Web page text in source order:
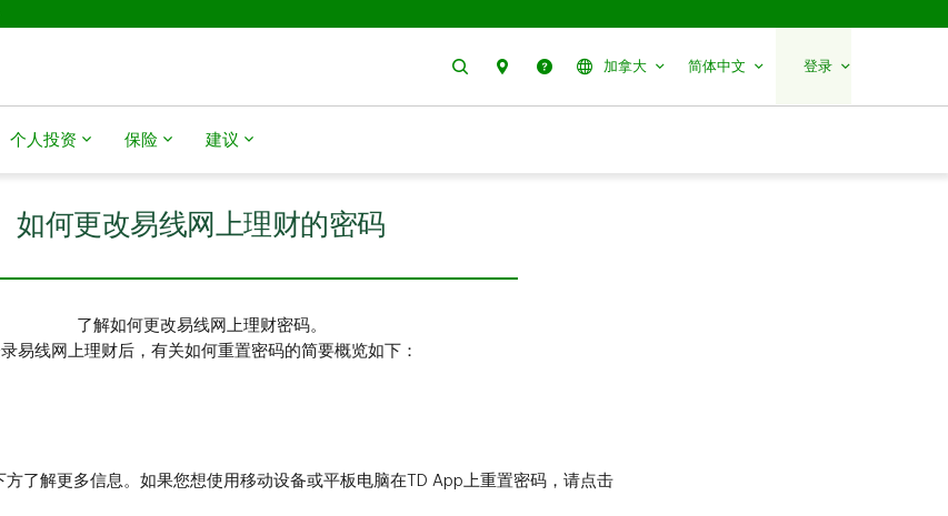
搜索 分行预约帮助 加拿大 简体中文 登录
个人投资 保险 建议
如何更改易线网上理财的密码
了解如何更改易线网上理财密码。
易线网上理财后，有关如何重置密码的简要概览如下：
了解更多信息。如果您想使用移动设备或平板电脑在TD App上重置密码，请点击